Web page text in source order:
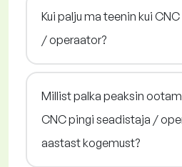
Kui palju ma teenin kui
/ operaator?
Millist palka peaksin
CNC pingi seadistaja /
aastast kogemust?